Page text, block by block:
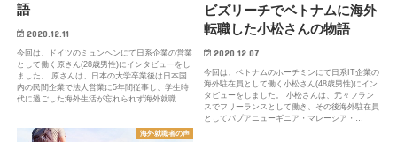
語
2020.12.11
今回は、ドイツのミュンヘンにて日系企業の営業
として働く原さん(28歳男性)にインタビューをし
ました。 原さんは、日本の大学卒業後は日本国
内の民間企業で法人営業に5年間従事し、学生時
代に過ごした海外生活が忘れられず海外就職…
ビズリーチでベトナムに海外
転職した小松さんの物語
2020.12.07
今回は、ベトナムのホーチミンにて日系IT企業の
海外駐在員として働く小松さん(48歳男性)にイン
タビューをしました。 小松さんは、元々フラン
スでフリーランスとして働き、その後海外駐在員
としてパプアニューギニア・マレーシア・…
海外就職者の声